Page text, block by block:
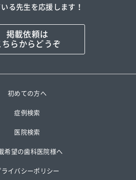
る先生を応援します！
掲載依頼は
ちらからどうぞ
初めての方へ
症例検索
医院検索
希望の歯科医院様へ
ライバシーポリシー